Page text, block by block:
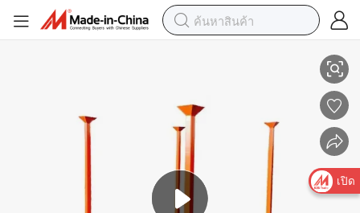
เปิด